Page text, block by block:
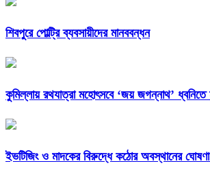
শিবপুরে পোল্ট্রি ব্যবসায়ীদের মানববন্ধন
কুমিল্লায় রথযাত্রা মহোৎসবে ‘জয় জগন্নাথ’ ধ্বনিতে
ইভটিজিং ও মাদকের বিরুদ্ধে কঠোর অবস্থানের